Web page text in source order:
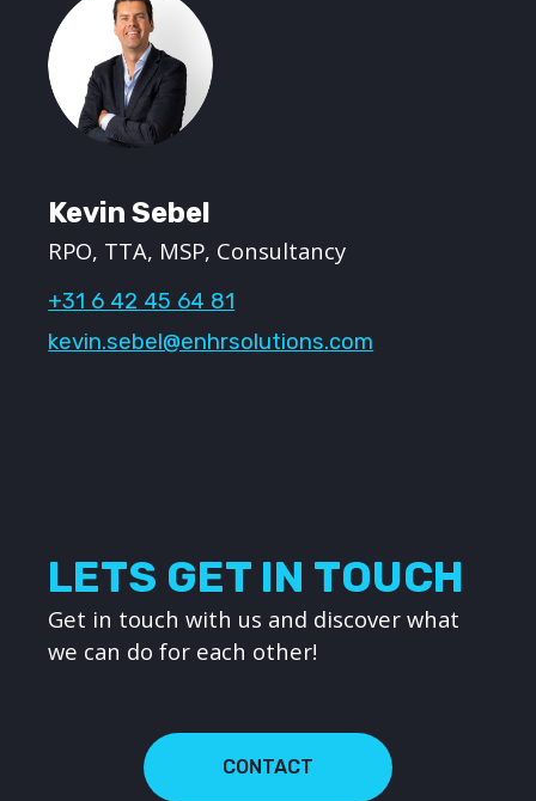
Kevin Sebel
RPO, TTA, MSP, Consultancy
+31 6 42 45 64 81
kevin.sebel@enhrsolutions.com
LETS GET IN TOUCH
Get in touch with us and discover what
we can do for each other!
CONTACT